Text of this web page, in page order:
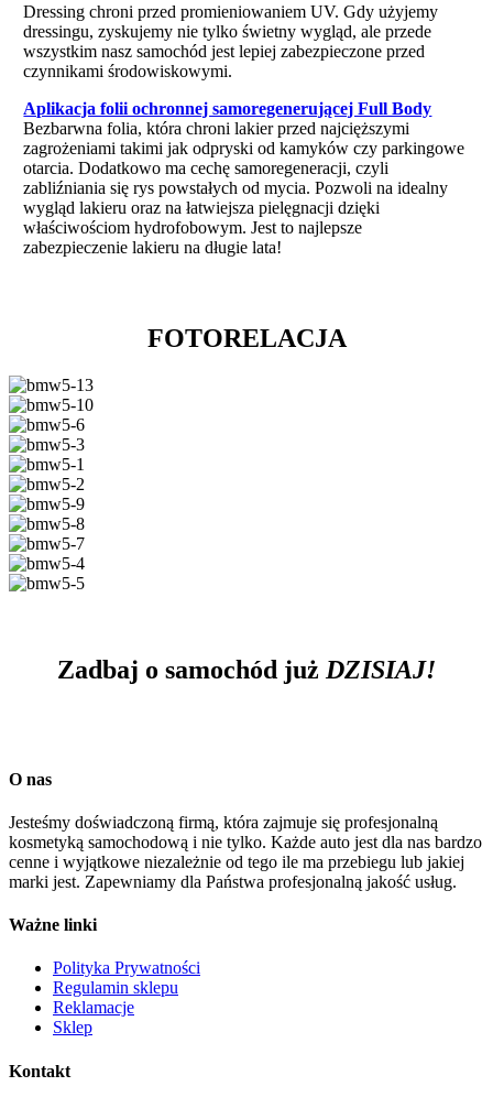
Dressing chroni przed promieniowaniem UV. Gdy użyjemy
dressingu, zyskujemy nie tylko świetny wygląd, ale przede
wszystkim nasz samochód jest lepiej zabezpieczone przed
czynnikami środowiskowymi.
Aplikacja folii ochronnej samoregenerującej Full Body
Bezbarwna folia, która chroni lakier przed najcięższymi
zagrożeniami takimi jak odpryski od kamyków czy parkingowe
otarcia. Dodatkowo ma cechę samoregeneracji, czyli
zabliźniania się rys powstałych od mycia. Pozwoli na idealny
wygląd lakieru oraz na łatwiejsza pielęgnacji dzięki
właściwościom hydrofobowym. Jest to najlepsze
zabezpieczenie lakieru na długie lata!
FOTORELACJA
Zadbaj o samochód już DZISIAJ!
O nas
Jesteśmy doświadczoną firmą, która zajmuje się profesjonalną
kosmetyką samochodową i nie tylko. Każde auto jest dla nas bardzo
cenne i wyjątkowe niezależnie od tego ile ma przebiegu lub jakiej
marki jest. Zapewniamy dla Państwa profesjonalną jakość usług.
Ważne linki
Polityka Prywatności
Regulamin sklepu
Reklamacje
Sklep
Kontakt